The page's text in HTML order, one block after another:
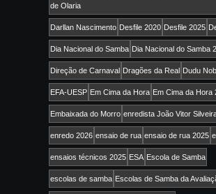
de Olaria
Darllan Nascimento Desfile 2020 Desfile 2025
Dia Nacional do Samba Dia Nacional do Samba
Direção de Carnaval Dragões da Real Dudu
EFA-UESP Em Cima da Hora Em Cima da Hora
Embaixada do Morro enredista João Vitor
enredo 2026 ensaio de rua ensaio de rua 2025
ensaios técnicos 2025 ESA Escola de Samba
escolas de samba Escolas de Samba da